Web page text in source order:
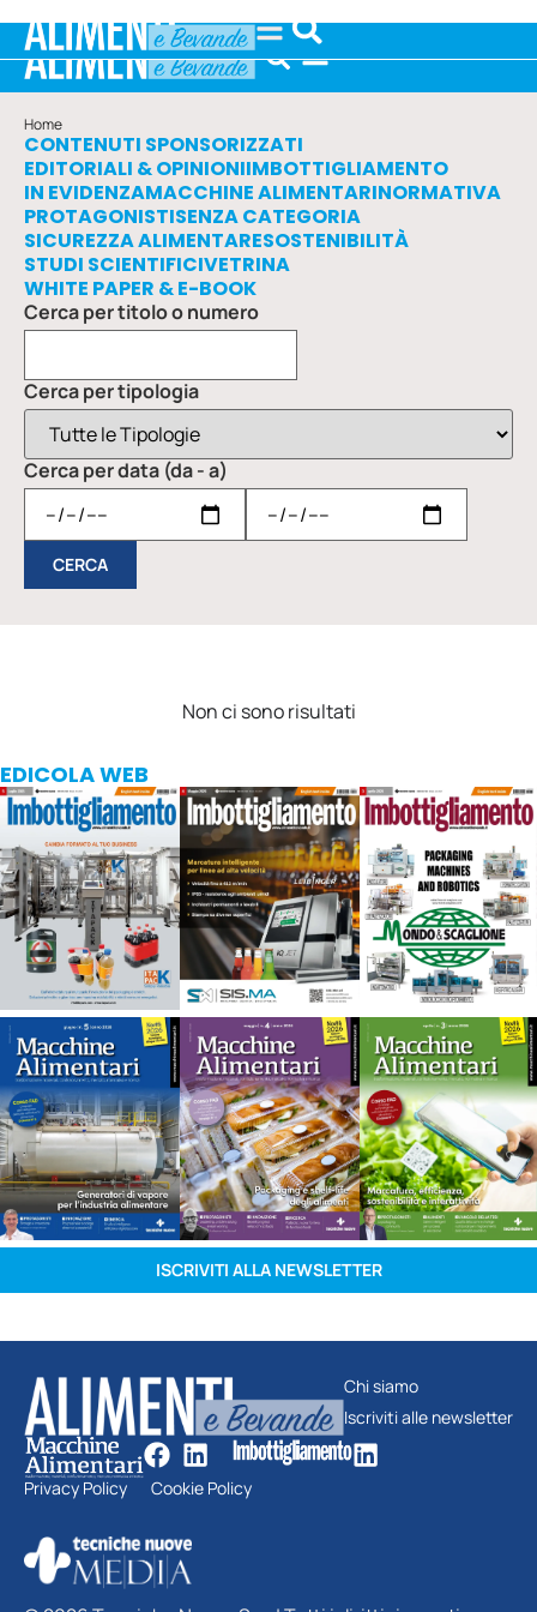
Home
CONTENUTI SPONSORIZZATI
EDITORIALI & OPINIONIIMBOTTIGLIAMENTO
IN EVIDENZAMACCHINE ALIMENTARINORMATIVA
PROTAGONISTISENZA CATEGORIA
SICUREZZA ALIMENTARESOSTENIBILITÀ
STUDI SCIENTIFICIVETRINA
WHITE PAPER & E-BOOK
Cerca per titolo o numero
Cerca per tipologia
Cerca per data (da - a)
Non ci sono risultati
EDICOLA WEB
ISCRIVITI ALLA NEWSLETTER
Chi siamo
Iscriviti alle newsletter
Privacy Policy Cookie Policy